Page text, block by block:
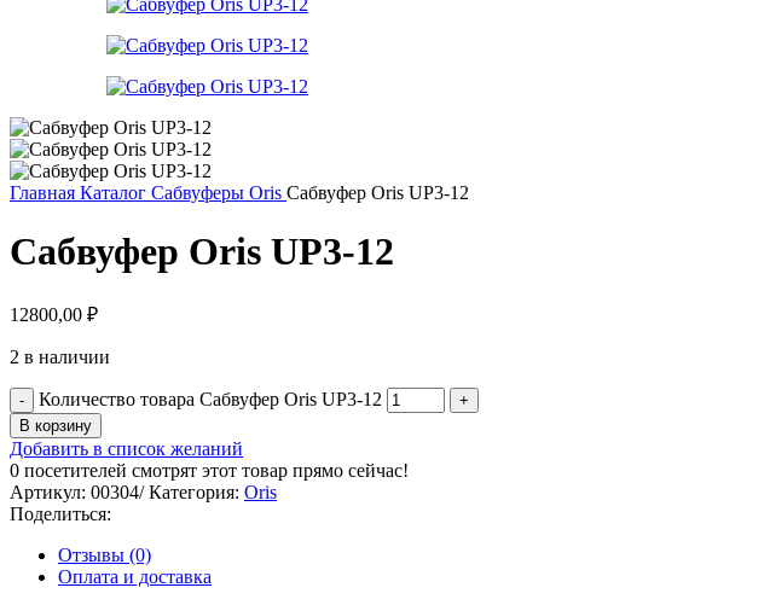
Главная Каталог Сабвуферы Oris Сабвуфер Oris UP3-12
Сабвуфер Oris UP3-12
12800,00 ₽
2 в наличии
Количество товара Сабвуфер Oris UP3-12
В корзину
Добавить в список желаний
0 посетителей смотрят этот товар прямо сейчас!
Артикул: 00304/Категория: Oris
Поделиться:
Отзывы (0)
Оплата и доставка